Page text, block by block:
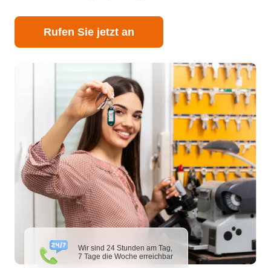
Wir sind 24 Stunden am Tag,
7 Tage die Woche erreichbar
Rufen Sie jetzt an